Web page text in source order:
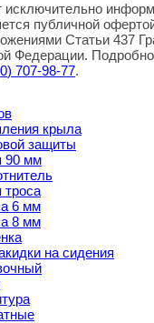
исключительно
публичной
Статьи 437
Федерации.
) 707-98-77.
крыла
защиты
90 мм
троса
6 мм
8 мм
на сидения